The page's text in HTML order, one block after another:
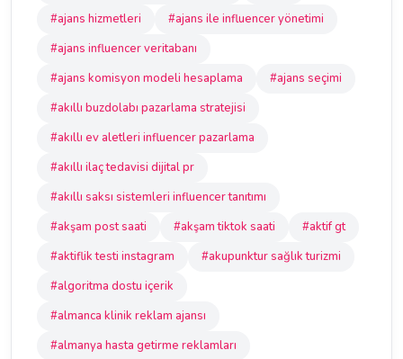
#ajans hizmetleri
#ajans ile influencer yönetimi
#ajans influencer veritabanı
#ajans komisyon modeli hesaplama
#ajans seçimi
#akıllı buzdolabı pazarlama stratejisi
#akıllı ev aletleri influencer pazarlama
#akıllı ilaç tedavisi dijital pr
#akıllı saksı sistemleri influencer tanıtımı
#akşam post saati
#akşam tiktok saati
#aktif gt
#aktiflik testi instagram
#akupunktur sağlık turizmi
#algoritma dostu içerik
#almanca klinik reklam ajansı
#almanya hasta getirme reklamları